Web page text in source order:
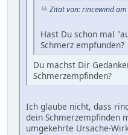
Zitat von: rincewind
Hast Du schon mal
Schmerz empfunden?
Du machst Dir
Schmerzempfinden?
Ich glaube nicht, dass
dein Schmerzempfinden
umgekehrte Ursache-